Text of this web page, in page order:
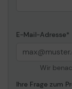
im Burst-
E-Mail-Adresse
Wir
Ihre Frage zum